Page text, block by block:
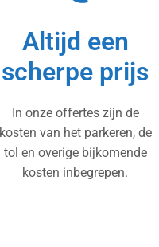
Altijd een
scherpe prijs
In onze offertes zijn de
kosten van het parkeren, de
tol en overige bijkomende
kosten inbegrepen.